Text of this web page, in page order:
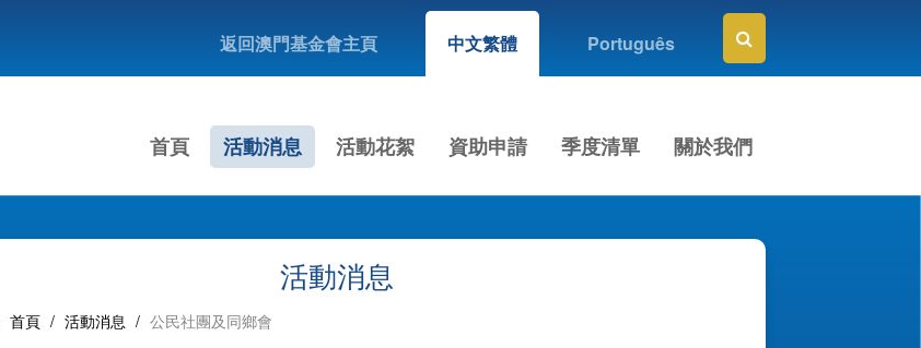
返回澳門基金會主頁 中文繁體 Português
首頁 活動消息 活動花絮 資助申請 季度清單 關於我們
活動消息
首頁 / 活動消息 / 公民社團及同鄉會